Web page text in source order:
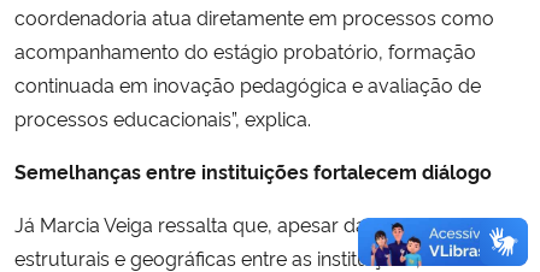
coordenadoria atua diretamente em processos como
acompanhamento do estágio probatório, formação
continuada em inovação pedagógica e avaliação de
processos educacionais”, explica.
Semelhanças entre instituições fortalecem diálogo
Já Marcia Veiga ressalta que, apesar das diferenças
estruturais e geográficas entre as instituições, diversos